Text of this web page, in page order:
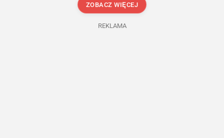
ZOBACZ WIĘCEJ
REKLAMA